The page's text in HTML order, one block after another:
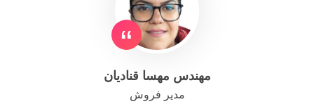
مهندس مهسا قنادیان
مدیر فروش